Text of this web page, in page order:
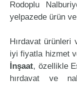
Rodoplu
yelpazede ürün
Hırdavat ürünleri
iyi fiyatla hizmet
İnşaat, özellikle
hırdavat ve